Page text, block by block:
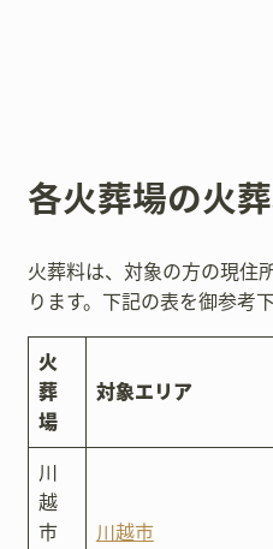
各火葬場の火
火葬料は、対象の方の現住
ります。下記の表を御参考下
火
葬
場
対象エリア
川
越
市
川越市